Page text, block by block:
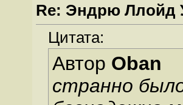
Re: Эндрю Ллойд
Цитата:
Автор Oban
странно